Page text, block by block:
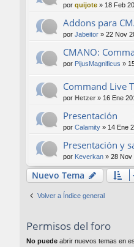
por quijote » 18 Feb
Addons para
por Jabeitor » 22 Nov
CMANO:
por PijusMagnificus »
Command Live
por Hetzer » 16 Ene
Presentación
por Calamity » 14 Ene
Presentación y
por Keverkan » 28 Nov
Nuevo Tema
Volver a Índice general
Permisos del foro
No puede abrir nuevos temas en